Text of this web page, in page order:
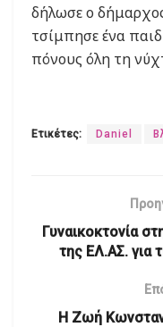
δήλωσε ο
τσίμπησε ένα
πόνους όλη τη
Ετικέτες: Daniel
Γυναικοκτονία
της ΕΛ.ΑΣ. για
Η Ζωή